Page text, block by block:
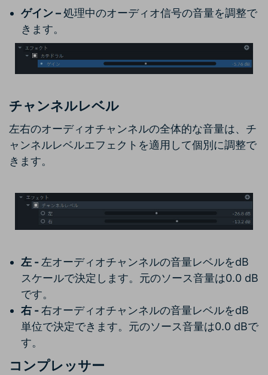
ゲイン –処理中のオーディオ信号の音量を調整で
きます。
チャンネルレベル
左右のオーディオチャンネルの全体的な音量は、チ
ャンネルレベルエフェクトを適用して個別に調整で
きます。
左 -左オーディオチャンネルの音量レベルをdB
スケールで決定します。元のソース音量は0.0 dB
です。
右 -右オーディオチャンネルの音量レベルをdB
単位で決定できます。元のソース音量は0.0 dBで
す。
コンプレッサー